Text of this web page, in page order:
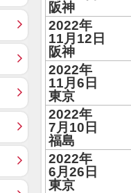
阪神
2022年
11月12日
阪神
2022年
11月6日
東京
2022年
7月10日
福島
2022年
6月26日
東京